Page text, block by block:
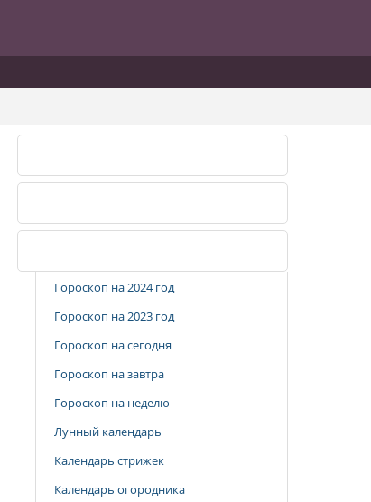
Гороскоп на 2024 год
Гороскоп на 2023 год
Гороскоп на сегодня
Гороскоп на завтра
Гороскоп на неделю
Лунный календарь
Календарь стрижек
Календарь огородника